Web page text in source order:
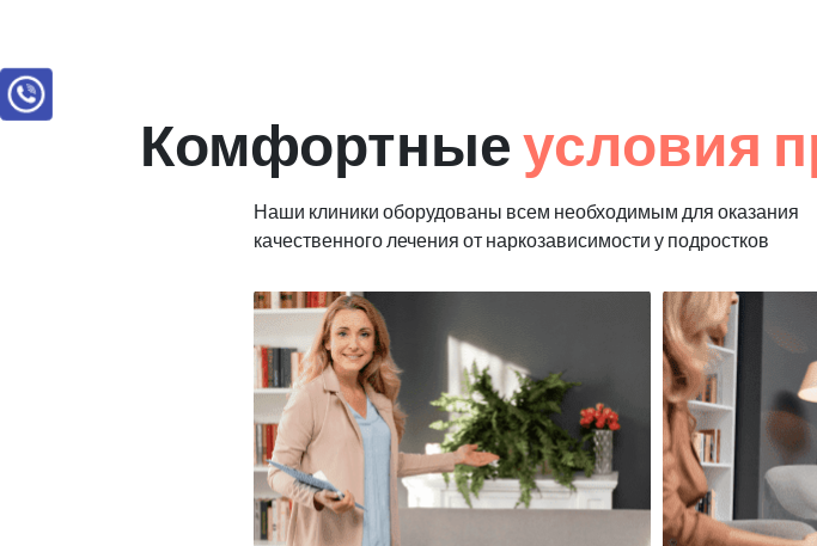
Комфортныеусловия
Наши клиники оборудованы всем необходимым для оказания
качественного лечения от наркозависимости у подростков